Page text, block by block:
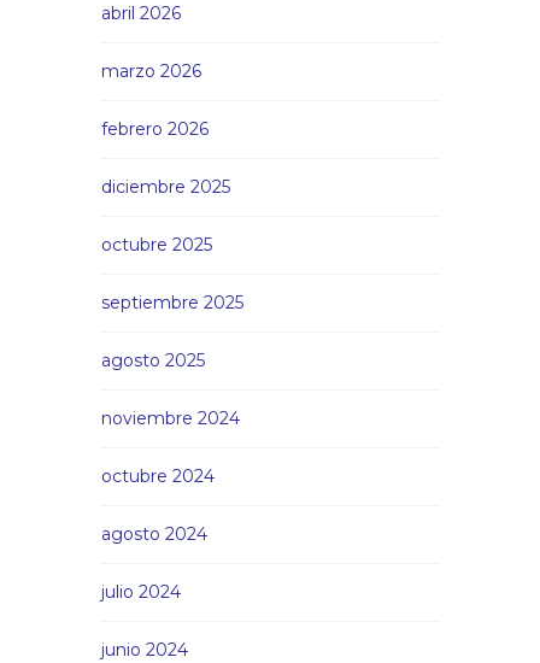
abril 2026
marzo 2026
febrero 2026
diciembre 2025
octubre 2025
septiembre 2025
agosto 2025
noviembre 2024
octubre 2024
agosto 2024
julio 2024
junio 2024